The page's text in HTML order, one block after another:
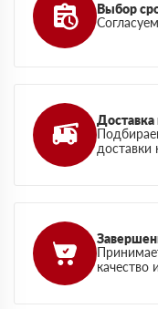
Выбор
Доставка
доставки
качество